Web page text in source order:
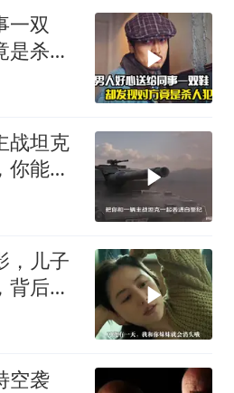
一双
是杀人
战坦克
你能统
，儿子
背后故
空袭